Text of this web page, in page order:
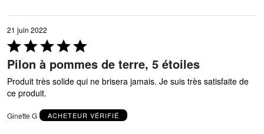
21 juin 2022
Coté
5 sur
5
Pilon à pommes de terre, 5 étoiles
Produit très solide qui ne brisera jamais. Je suis très satisfaite de
ce produit.
Ginette G ACHETEUR VÉRIFIÉ